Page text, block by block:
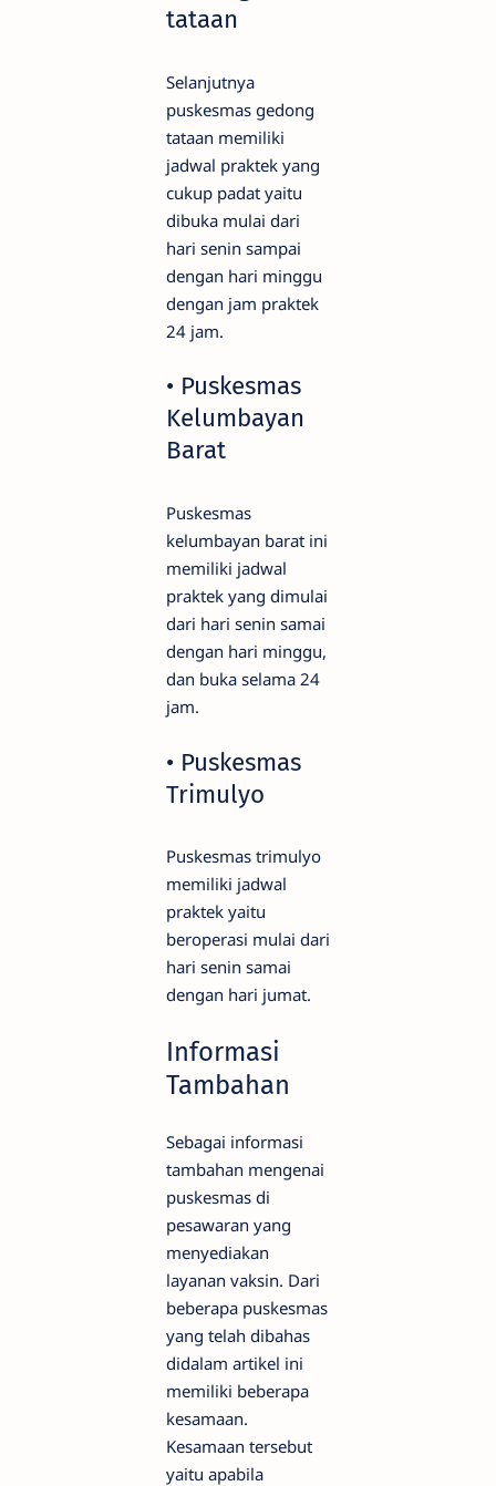
tataan
Selanjutnya
puskesmas gedong
tataan memiliki
jadwal praktek yang
cukup padat yaitu
dibuka mulai dari
hari senin sampai
dengan hari minggu
dengan jam praktek
24 jam.
• Puskesmas
Kelumbayan
Barat
Puskesmas
kelumbayan barat ini
memiliki jadwal
praktek yang dimulai
dari hari senin samai
dengan hari minggu,
dan buka selama 24
jam.
• Puskesmas
Trimulyo
Puskesmas trimulyo
memiliki jadwal
praktek yaitu
beroperasi mulai dari
hari senin samai
dengan hari jumat.
Informasi
Tambahan
Sebagai informasi
tambahan mengenai
puskesmas di
pesawaran yang
menyediakan
layanan vaksin. Dari
beberapa puskesmas
yang telah dibahas
didalam artikel ini
memiliki beberapa
kesamaan.
Kesamaan tersebut
yaitu apabila